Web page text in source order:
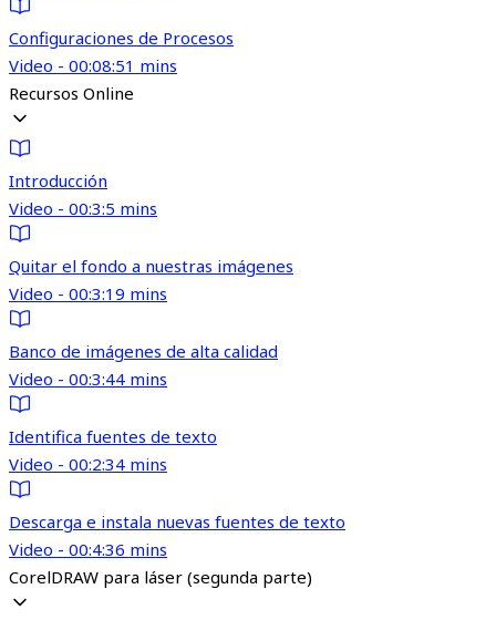
Configuraciones de Procesos
Video - 00:08:51 mins
Recursos Online
Introducción
Video - 00:3:5 mins
Quitar el fondo a nuestras imágenes
Video - 00:3:19 mins
Banco de imágenes de alta calidad
Video - 00:3:44 mins
Identifica fuentes de texto
Video - 00:2:34 mins
Descarga e instala nuevas fuentes de texto
Video - 00:4:36 mins
CorelDRAW para láser (segunda parte)